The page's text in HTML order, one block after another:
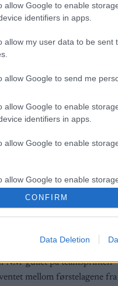
allow Google to enable
identifiers in apps.
allow my user data to be sent
allow Google to send me
allow Google to enable
identifiers in apps.
allow Google to enable
allow Google to enable
allow Google to enable
functionality and fraud
CONFIRM
Data Deletion
verden på
norgesmester i
i dag
29.03.2023
NM-gullet på teamsprinten
mellom førstelagene fra